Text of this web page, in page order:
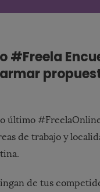
#Freela
último
de trabajo y
de tus